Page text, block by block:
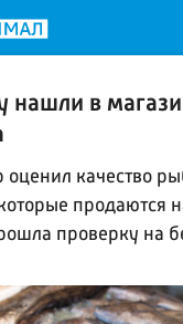
нашли в
оценил качество
продаются
проверку на